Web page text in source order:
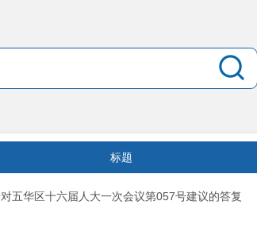
标题
五华区十六届人大一次会议第057号建议的答复